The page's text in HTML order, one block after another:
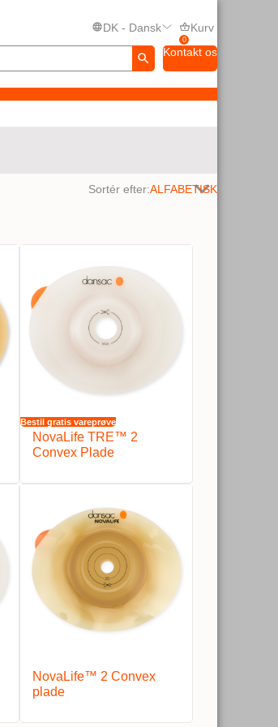
DK - Dansk
0
Kurv
Kontakt os
Sortér efter:
Bestil gratis vareprøve
NovaLife TRE™ 2
Convex Plade
NovaLife™ 2 Convex
plade